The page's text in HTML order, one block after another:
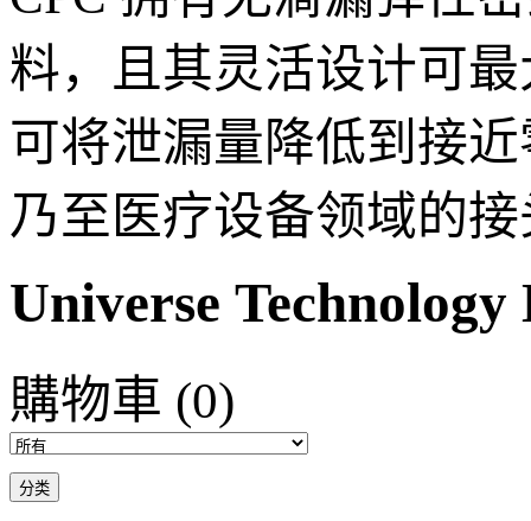
料，且其灵活设计可
可将泄漏量降低到接
乃至医疗设备领域的
Universe
購物車 (0)
分类